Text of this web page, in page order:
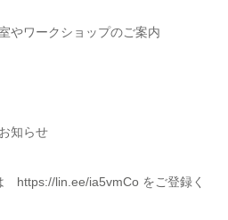
やワークショップのご案内
知らせ
https://lin.ee/ia5vmCo をご登録く